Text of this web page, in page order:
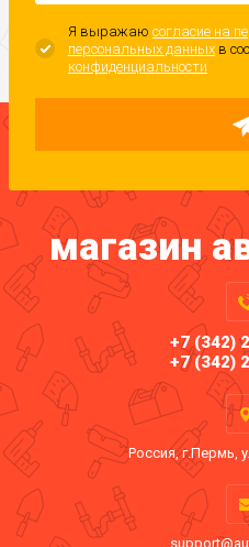
Я выражаю согласие на
персональных данных в
конфиденциальности
магазин
+7 (342)
+7 (342)
Россия, г.Пермь,